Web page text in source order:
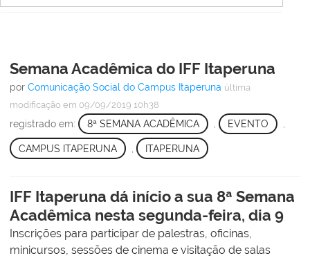
Semana Acadêmica do IFF Itaperuna
por Comunicação Social do Campus Itaperuna última
modificação em 09/09/2019 10h38
registrado em: 8ª SEMANA ACADÊMICA EVENTO
CAMPUS ITAPERUNA ITAPERUNA
IFF Itaperuna dá início a sua 8ª Semana
Acadêmica nesta segunda-feira, dia 9
Inscrições para participar de palestras, oficinas,
minicursos, sessões de cinema e visitação de salas